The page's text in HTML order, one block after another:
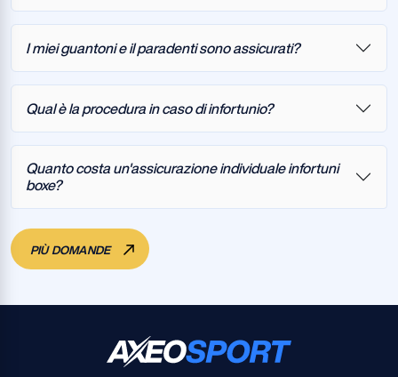
I miei guantoni e il paradenti sono assicurati?
Qual è la procedura in caso di infortunio?
Quanto costa un'assicurazione individuale infortuni
boxe?
PIÙ DOMANDE